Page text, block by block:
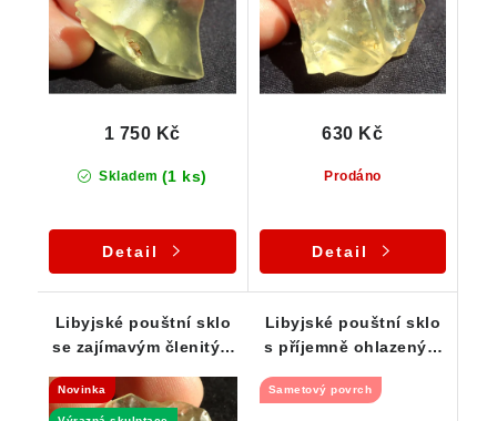
Skladem (1 ks)
1 750 Kč
Detail
Prodáno
630 Kč
Detail
Libyjské pouštní sklo
se zajímavým členitým
Novinka
Libyjské pouštní sklo
s příjemně ohlazeným
Sametový povrch